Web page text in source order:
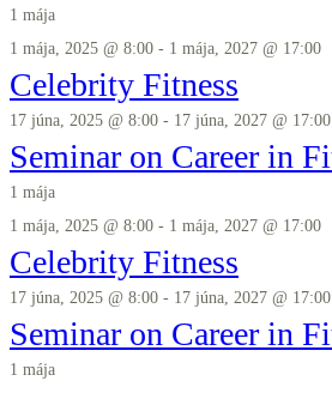
1 mája
1 mája, 2025 @ 8:00 - 1 mája, 2027 @ 17:00
Celebrity Fitness
17 júna, 2025 @ 8:00 - 17 júna, 2027 @ 17:00
Seminar on Career in
1 mája
1 mája, 2025 @ 8:00 - 1 mája, 2027 @ 17:00
Celebrity Fitness
17 júna, 2025 @ 8:00 - 17 júna, 2027 @ 17:00
Seminar on Career in
1 mája